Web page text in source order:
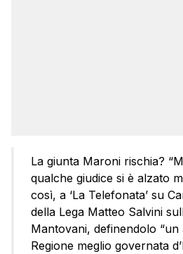
La giunta Maroni rischia?
qualche giudice si è alzato
così, a ‘La Telefonata’ su
della Lega Matteo Salvini
Mantovani, definendolo
Regione meglio governata